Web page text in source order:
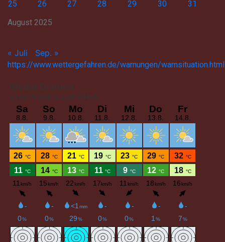
August 2025
25 26 27 28 29 30 31
« Juli Sep. »
https://www.wettergefahren.de/warnungen/warnsituation.html